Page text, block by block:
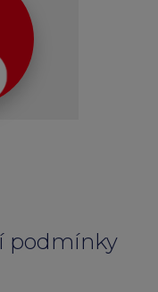
podmínky